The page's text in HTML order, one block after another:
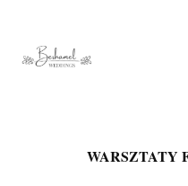
WARSZTATY